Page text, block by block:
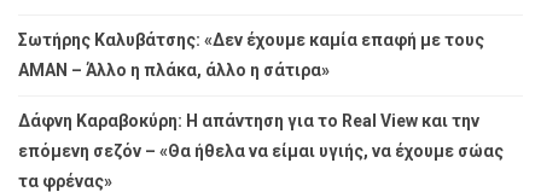
Σωτήρης Καλυβάτσης: «Δεν έχουμε καμία επαφή με τους
ΑΜΑΝ – Άλλο η πλάκα, άλλο η σάτιρα»
Δάφνη Καραβοκύρη: Η απάντηση για το Real View και την
επόμενη σεζόν – «Θα ήθελα να είμαι υγιής, να έχουμε σώας
τα φρένας»